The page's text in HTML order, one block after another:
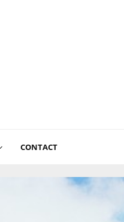
CONTACT